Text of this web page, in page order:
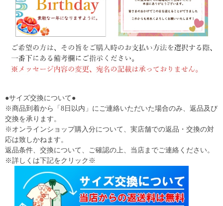
●サイズ交換について●
※商品到着から「8日以内」にご連絡いただいた場合のみ、返品及び
交換を承ります。
※オンラインショップ購入分について、実店舗での返品・交換の対
応は致しかねます。
返品条件、交換について、ご確認の上、当店までご連絡ください。
※詳しくは下記をクリック※